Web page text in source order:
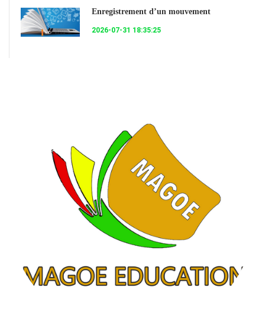
Enregistrement d’un mouvement
2026-07-31 18:35:25